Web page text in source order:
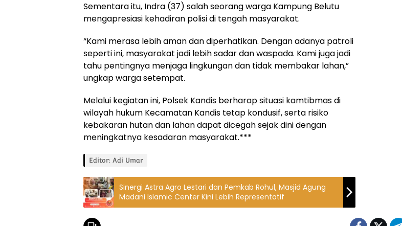
Sementara itu, Indra (37) salah seorang warga Kampung Belutu
mengapresiasi kehadiran polisi di tengah masyarakat.
“Kami merasa lebih aman dan diperhatikan. Dengan adanya patroli
seperti ini, masyarakat jadi lebih sadar dan waspada. Kami juga jadi
tahu pentingnya menjaga lingkungan dan tidak membakar lahan,”
ungkap warga setempat.
Melalui kegiatan ini, Polsek Kandis berharap situasi kamtibmas di
wilayah hukum Kecamatan Kandis tetap kondusif, serta risiko
kebakaran hutan dan lahan dapat dicegah sejak dini dengan
meningkatnya kesadaran masyarakat.***
Editor: Adi Umar
Sinergi Astra Agro Lestari dan Pemkab Rohul, Masjid Agung
Madani Islamic Center Kini Lebih Representatif